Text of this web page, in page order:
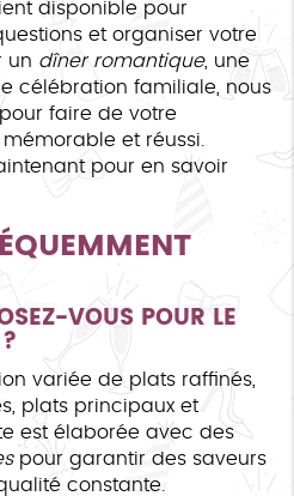
disponible pour
et organiser votre
un dîner romantique, une
célébration familiale, nous
faire de votre
et réussi.
pour en savoir
VOUS POUR LE
variée de plats raffinés,
plats principaux et
est élaborée avec des
pour garantir des saveurs
constante.